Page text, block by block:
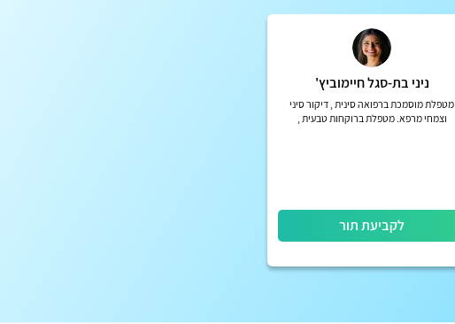
ניני בת-סגל חיימוביץ'
מטפלת מוסמכת ברפואה סינית , דיקור סיני
וצמחי מרפא. מטפלת ברוקחות טבעית ,
לקביעת תור